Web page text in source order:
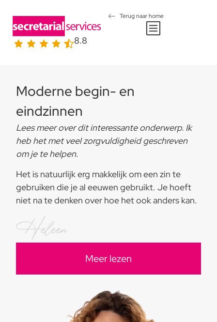
8.8
Terug naar home
Moderne begin- en
eindzinnen
Lees meer over dit interessante onderwerp. Ik
heb het met veel zorgvuldigheid geschreven
om je te helpen.
Het is natuurlijk erg makkelijk om een zin te
gebruiken die je al eeuwen gebruikt. Je hoeft
niet na te denken over hoe het ook anders kan.
Meer lezen
Heleen